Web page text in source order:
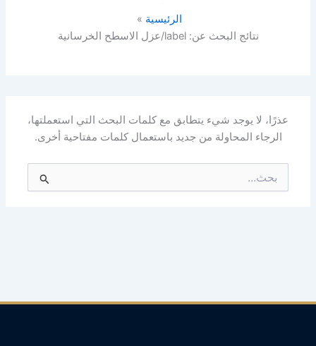
الرئيسية
نتائج البحث عن: label/عزل الاسطح الخرسانية
عذرًا، لا يوجد شيء يتطابق مع كلمات البحث التي استعملتها،
الرجاء المحاولة من جديد باستعمال كلمات مفتاحية أخرى.
البحث
عن: